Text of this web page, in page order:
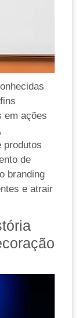
em ações
produtos
de
branding
e atrair